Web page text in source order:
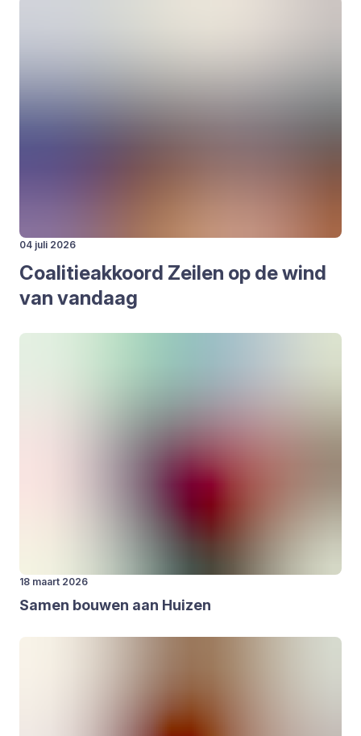
04 juli 2026
Coa­li­tie­ak­koord Zei­len op de wind
van van­daag
18 maart 2026
Samen bou­wen aan Hui­zen